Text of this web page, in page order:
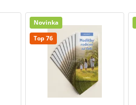
Novinka
Top 76